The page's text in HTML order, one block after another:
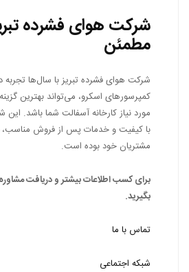
شرکت هوای فشرده
مطمئن
شرکت هوای فشرده تبریز با سال‌ها تجربه
کمپرسورهای اسکرو، می‌تواند بهترین
مورد نیاز کارخانه آسفالت شما باشد. این
با کیفیت و خدمات پس از فروش مناسب،
مشتریان خود بوده است.
برای کسب اطلاعات بیشتر و دریافت مشاوره
بگیرید.
تماس با ما
شبکه اجتماعی